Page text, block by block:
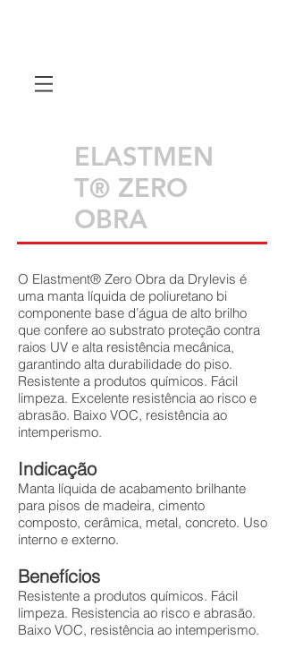
ELASTMEN
T® ZERO
OBRA
O Elastment® Zero Obra da Drylevis é
uma manta líquida de poliuretano bi
componente base d’água de alto brilho
que confere ao substrato proteção contra
raios UV e alta resistência mecânica,
garantindo alta durabilidade do piso.
Resistente a produtos químicos. Fácil
limpeza. Excelente resistência ao risco e
abrasão. Baixo VOC, resistência ao
intemperismo.
Indicação
Manta líquida de acabamento brilhante
para pisos de madeira, cimento
composto, cerâmica, metal, concreto. Uso
interno e externo.
Benefícios
Resistente a produtos químicos. Fácil
limpeza. Resistencia ao risco e abrasão.
Baixo VOC, resistência ao intemperismo.